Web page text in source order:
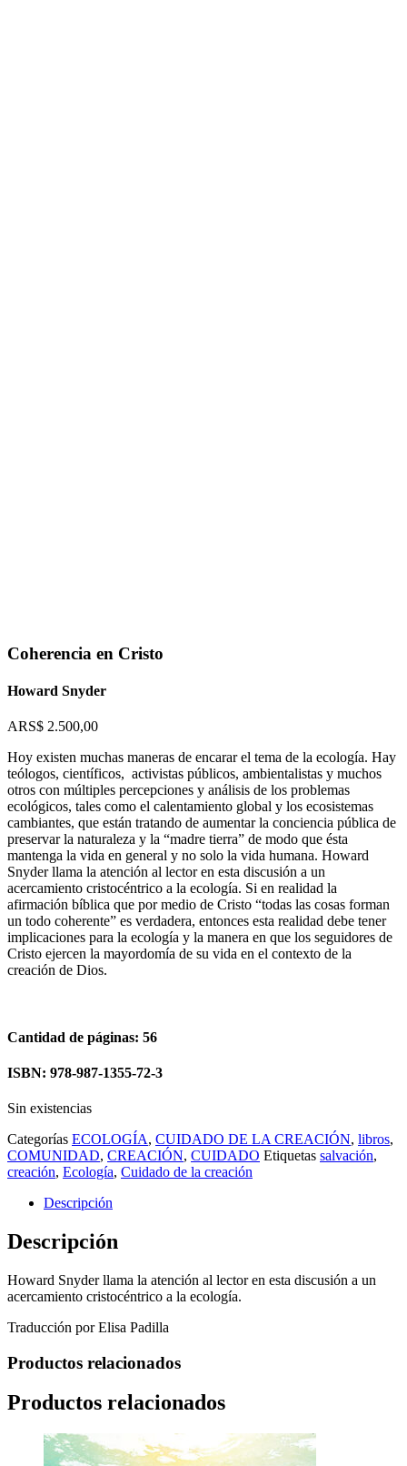
Coherencia en Cristo
Howard Snyder
ARS$ 2.500,00
Hoy existen muchas maneras de encarar el tema de la ecología. Hay
teólogos, científicos, activistas públicos, ambientalistas y muchos
otros con múltiples percepciones y análisis de los problemas
ecológicos, tales como el calentamiento global y los ecosistemas
cambiantes, que están tratando de aumentar la conciencia pública de
preservar la naturaleza y la “madre tierra” de modo que ésta
mantenga la vida en general y no solo la vida humana. Howard
Snyder llama la atención al lector en esta discusión a un
acercamiento cristocéntrico a la ecología. Si en realidad la
afirmación bíblica que por medio de Cristo “todas las cosas forman
un todo coherente” es verdadera, entonces esta realidad debe tener
implicaciones para la ecología y la manera en que los seguidores de
Cristo ejercen la mayordomía de su vida en el contexto de la
creación de Dios.
Cantidad de páginas: 56
ISBN: 978-987-1355-72-3
Sin existencias
Categorías ECOLOGÍA, CUIDADO DE LA CREACIÓN, libros,
COMUNIDAD, CREACIÓN, CUIDADO Etiquetas salvación,
creación, Ecología, Cuidado de la creación
Descripción
Descripción
Howard Snyder llama la atención al lector en esta discusión a un
acercamiento cristocéntrico a la ecología.
Traducción por Elisa Padilla
Productos relacionados
Productos relacionados